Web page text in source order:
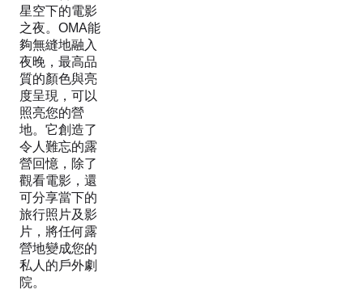
星空下的電影
之夜。OMA能
夠無縫地融入
夜晚，最高品
質的顏色與亮
度呈現，可以
照亮您的營
地。它創造了
令人難忘的露
營回憶，除了
觀看電影，還
可分享當下的
旅行照片及影
片，將任何露
營地變成您的
私人的戶外劇
院。